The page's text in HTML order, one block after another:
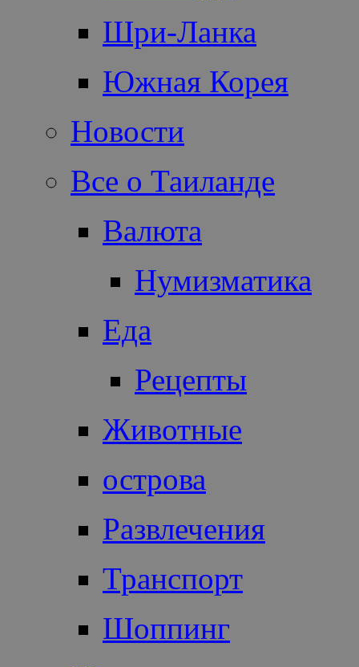
Шри-Ланка
Южная Корея
Новости
Все о Таиланде
Валюта
Нумизматика
Еда
Рецепты
Животные
острова
Развлечения
Транспорт
Шоппинг